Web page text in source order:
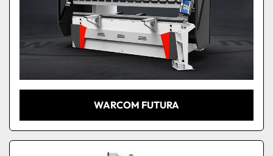
WARCOM FUTURA